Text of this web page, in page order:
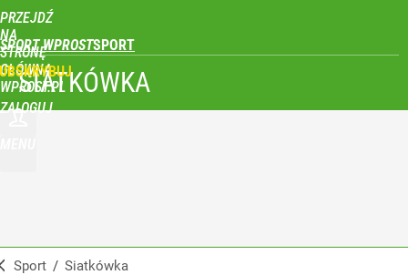
PRZEJDŹ
NA
STRONĘ
GŁÓWNĄ
WPROST.PL
SPORT WPROST
ZALOGUJ
SIATKÓWKA
Sport / Siatkówka